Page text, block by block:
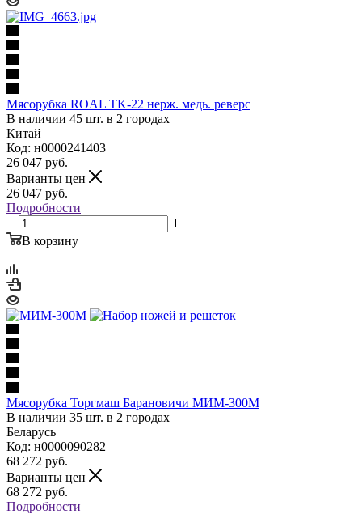
Мясорубка ROAL TK-22 нерж. медь. реверс
В наличии 45 шт. в 2 городах
Китай
Код: н0000241403
26 047 руб.
Варианты цен
26 047 руб.
Подробности
В корзину
Мясорубка Торгмаш Барановичи МИМ-300М
В наличии 35 шт. в 2 городах
Беларусь
Код: н0000090282
68 272 руб.
Варианты цен
68 272 руб.
Подробности